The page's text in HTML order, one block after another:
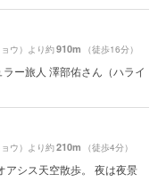
ウ）より約910m （徒歩16分）
ー旅人 澤部佑さん（ハライ
ウ）より約210m （徒歩4分）
アシス天空散歩。 夜は夜景